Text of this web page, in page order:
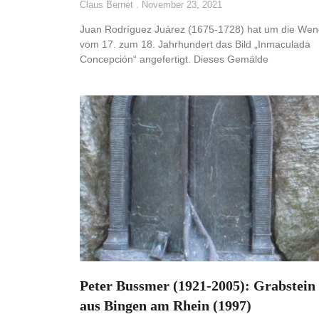
Claus Bernet November 23, 2021
Juan Rodríguez Juárez (1675-1728) hat um die
vom 17. zum 18. Jahrhundert das Bild „Inmaculada
Concepción“ angefertigt. Dieses Gemälde
Peter Bussmer (1921-2005): Grabstein
aus Bingen am Rhein (1997)